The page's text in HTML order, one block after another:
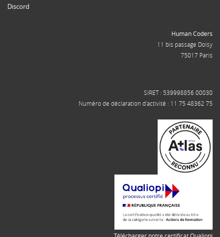
Discord
Human Coders
11 bis passage Doisy
75017 Paris
SIRET : 539998856 00030
Numéro de déclaration d'activité : 11 75 48362 75